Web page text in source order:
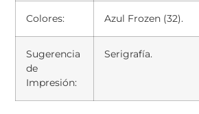
Colores: Azul Frozen (32).
Sugerencia
de
Impresión:
Serigrafía.